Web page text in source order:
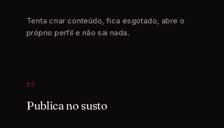
Tenta criar conteúdo, fica esgotado, abre o
próprio perfil e não sai nada.
02
Publica no susto